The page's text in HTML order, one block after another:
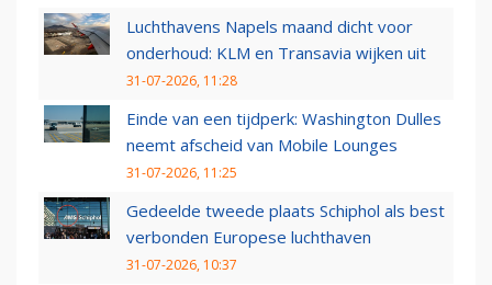
Luchthavens Napels maand dicht voor
onderhoud: KLM en Transavia wijken uit
31-07-2026, 11:28
Einde van een tijdperk: Washington Dulles
neemt afscheid van Mobile Lounges
31-07-2026, 11:25
Gedeelde tweede plaats Schiphol als best
verbonden Europese luchthaven
31-07-2026, 10:37